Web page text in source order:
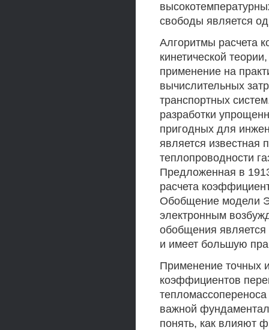
свободы является
Алгоритмы расчета
кинетической
применение на
вычислительных
транспортных
разработки
пригодных для
является известная
теплопроводности
Предложенная в
расчета
Обобщение модели
электронным
обобщения является
и имеет большую
Применение точных
коэффициентов
важной
понять, как влияют